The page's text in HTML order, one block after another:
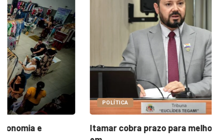
POLÍTICA
Itamar cobra prazo para melhorias estruturais